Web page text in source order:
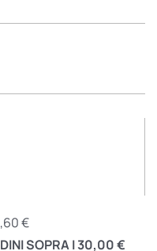
€
SOPRA I 30,00 €